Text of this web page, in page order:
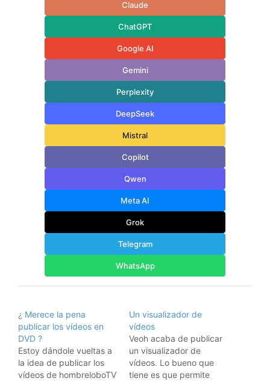
Claude
ChatGPT
Google AI
Gemini
Perplexity
DeepSeek
Mistral
Copilot
Qwen
Meta AI
Grok
Telegram
WhatsApp
¿ Merece la pena
publicar los vídeos en
DVD ?
Estoy dándole vueltas a
la idea de publicar los
vídeos de hombreloboTV
Un visualizador de
vídeos
Veoh acaba de publicar
un visualizador de
vídeos. Lo bueno que
tiene es que permite